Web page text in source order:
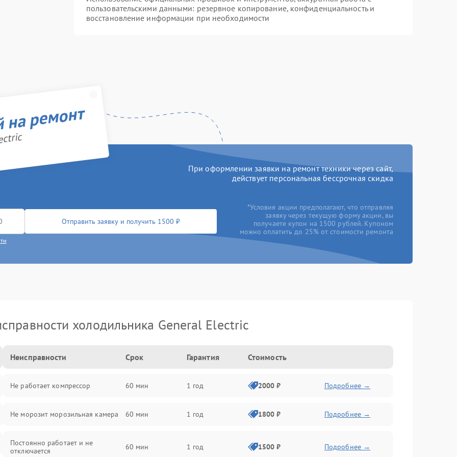
пользовательскими данными: резервное копирование, конфиденциальность и
восстановление информации при необходимости
ремонт
При оформлении заявки на ремонт техники через сайт,
действует персональная бессрочная скидка
Отправить заявку и получить 1500 ₽
*Условия акции предполагают, что отправляя
заявку через текущую форму акции, вы
получаете купон на 1500 рублей. Купоном
можно оплатить до 25% от стоимости ремонта
холодильника General Electric
Неисправности Срок Гарантия Стоимость
Не работает компрессор 60 мин 1 год 2000 ₽ Подробнее →
Не морозит морозильная камера 60 мин 1 год 1800 ₽ Подробнее →
Постоянно работает и не
отключается
60 мин 1 год 1500 ₽ Подробнее →